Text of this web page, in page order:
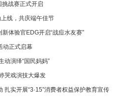
战赛正式开启
线，共庆端午佳节
体验官EDG开启“战痘水友赛”
动正式启幕
动演绎“国民妈妈”
哭戏演技大爆发
扎实开展“3·15”消费者权益保护教育宣传